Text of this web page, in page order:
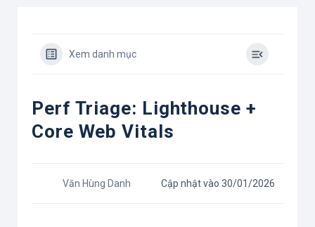
Xem danh mục
Perf Triage: Lighthouse +
Core Web Vitals
Văn Hùng Danh Cập nhật vào 30/01/2026